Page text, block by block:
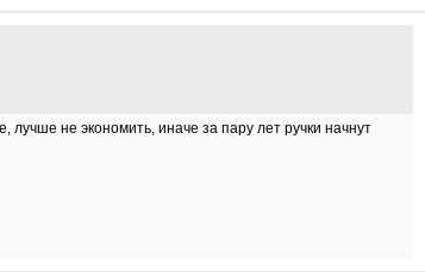
не экономить, иначе за пару лет ручки начнут